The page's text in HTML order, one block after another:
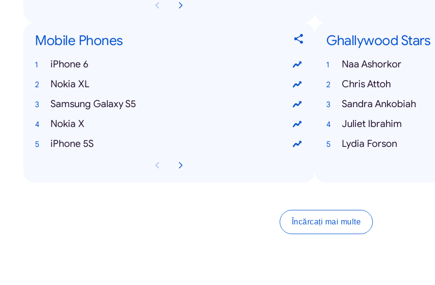
Mobile Phones
iPhone 6
Nokia XL
Samsung Galaxy S5
Nokia X
iPhone 5S
Ghallywood Stars
Naa Ashorkor
Chris Attoh
Sandra Ankobiah
Juliet Ibrahim
Lydia Forson
Încărcați mai multe